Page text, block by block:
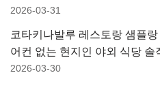
2026-03-31
코타키나발루 레스토랑 샘플
어컨 없는 현지인 야외 식당 솔
2026-03-30